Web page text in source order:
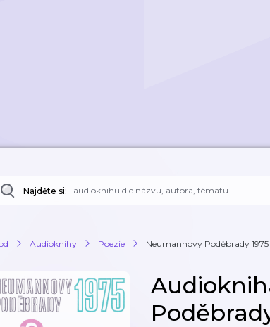
Najděte si:
Audioknihy Poezie Neumannovy Poděbrady 1975